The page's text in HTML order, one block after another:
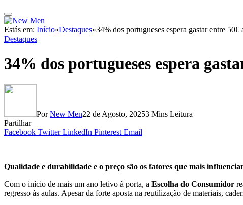
Estás em: Início»Destaques»34% dos portugueses espera gastar entre
Destaques
34% dos portugueses espera
Por New Men22 de Agosto, 20253 Mins Leitura
Partilhar
Facebook Twitter LinkedIn Pinterest Email
Qualidade e durabilidade e o preço são os fatores que mais
Com o início de mais um ano letivo à porta, a Escolha do Consumidor
regresso às aulas. Apesar da forte aposta na reutilização de materiais,